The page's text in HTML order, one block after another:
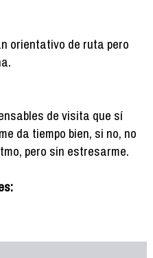
orientativo de ruta pero
de visita que sí
da tiempo bien, si no, no
pero sin estresarme.